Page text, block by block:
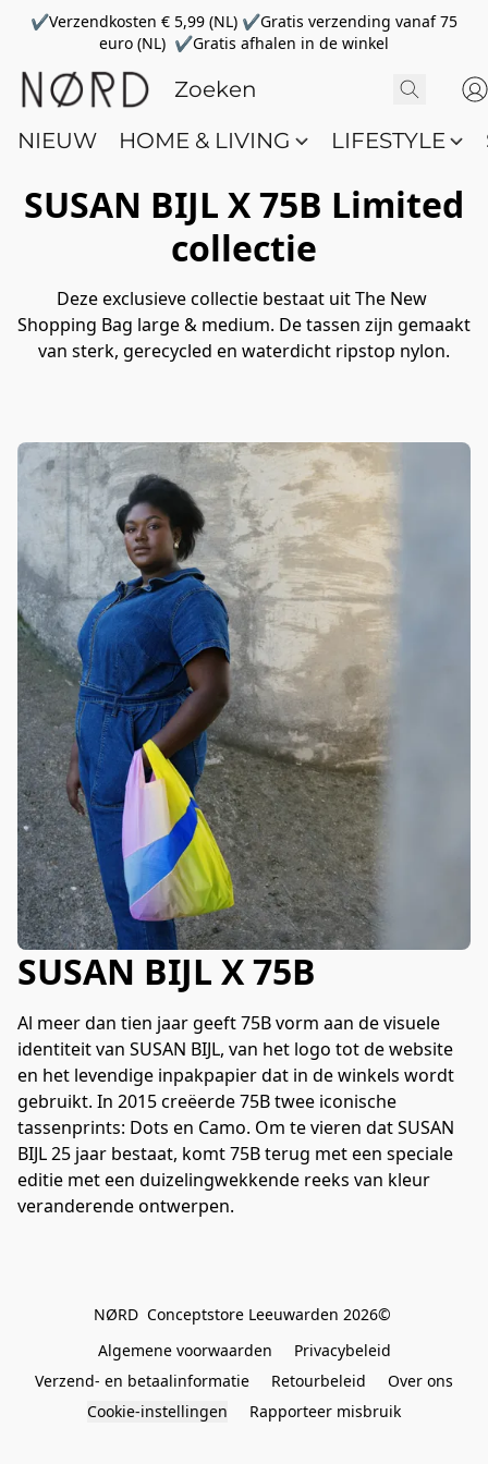
✔Verzendkosten € 5,99 (NL) ✔Gratis verzending vanaf 75
euro (NL) ✔Gratis afhalen in de winkel
NIEUW HOME & LIVING LIFESTYLE
SUSAN BIJL X 75B Limited
collectie
Deze exclusieve collectie bestaat uit The New
Shopping Bag large & medium. De tassen zijn gemaakt
van sterk, gerecycled en waterdicht ripstop nylon.
SUSAN BIJL X 75B
Al meer dan tien jaar geeft 75B vorm aan de visuele
identiteit van SUSAN BIJL, van het logo tot de website
en het levendige inpakpapier dat in de winkels wordt
gebruikt. In 2015 creëerde 75B twee iconische
tassenprints: Dots en Camo. Om te vieren dat SUSAN
BIJL 25 jaar bestaat, komt 75B terug met een speciale
editie met een duizelingwekkende reeks van kleur
veranderende ontwerpen.
NØRD  Conceptstore Leeuwarden 2026©
Algemene voorwaarden
Privacybeleid
Verzend- en betaalinformatie
Retourbeleid
Over ons
Cookie-instellingen
Rapporteer misbruik